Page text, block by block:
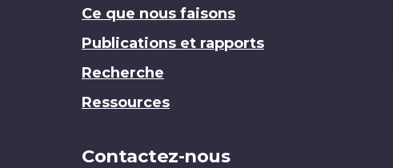
Ce que nous faisons
Publications et rapports
Recherche
Ressources
Contactez-nous